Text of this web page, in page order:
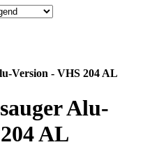
Version - VHS 204 AL
Alu-
AL